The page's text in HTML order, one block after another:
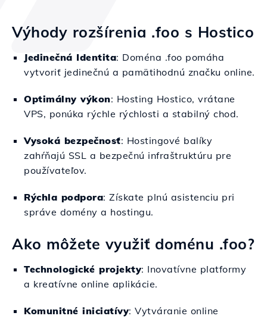
Výhody rozšírenia .foo s Hostico
Jedinečná Identita: Doména .foo pomáha
vytvoriť jedinečnú a pamätihodnú značku online.
Optimálny výkon: Hosting Hostico, vrátane
VPS, ponúka rýchle rýchlosti a stabilný chod.
Vysoká bezpečnosť: Hostingové balíky
zahŕňajú SSL a bezpečnú infraštruktúru pre
používateľov.
Rýchla podpora: Získate plnú asistenciu pri
správe domény a hostingu.
Ako môžete využiť doménu .foo?
Technologické projekty: Inovatívne platformy
a kreatívne online aplikácie.
Komunitné iniciatívy: Vytváranie online